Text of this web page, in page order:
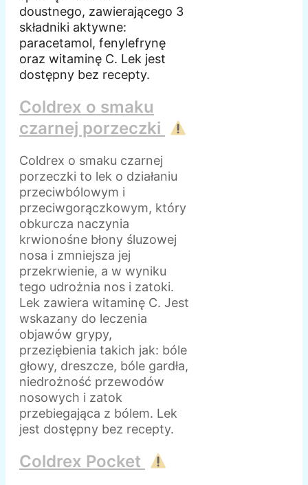
doustnego, zawierającego 3
składniki aktywne:
paracetamol, fenylefrynę
oraz witaminę C. Lek jest
dostępny bez recepty.
Coldrex o smaku
czarnej porzeczki
Coldrex o smaku czarnej
porzeczki to lek o działaniu
przeciwbólowym i
przeciwgorączkowym, który
obkurcza naczynia
krwionośne błony śluzowej
nosa i zmniejsza jej
przekrwienie, a w wyniku
tego udrożnia nos i zatoki.
Lek zawiera witaminę C. Jest
wskazany do leczenia
objawów grypy,
przeziębienia takich jak: bóle
głowy, dreszcze, bóle gardła,
niedrożność przewodów
nosowych i zatok
przebiegająca z bólem. Lek
jest dostępny bez recepty.
Coldrex Pocket